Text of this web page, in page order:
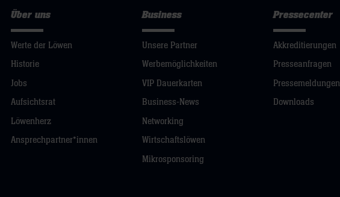
Über uns
Werte der Löwen
Historie
Jobs
Aufsichtsrat
Löwenherz
Ansprechpartner*innen
Business
Unsere Partner
Werbemöglichkeiten
VIP Dauerkarten
Business-News
Networking
Wirtschaftslöwen
Mikrosponsoring
Pressecenter
Akkreditierungen
Presseanfragen
Pressemeldungen
Downloads